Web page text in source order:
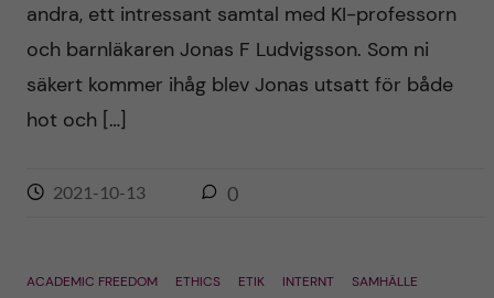
andra, ett intressant samtal med KI-professorn
och barnläkaren Jonas F Ludvigsson. Som ni
säkert kommer ihåg blev Jonas utsatt för både
hot och […]
2021-10-13 0
ACADEMIC FREEDOM ETHICS ETIK INTERNT SAMHÄLLE